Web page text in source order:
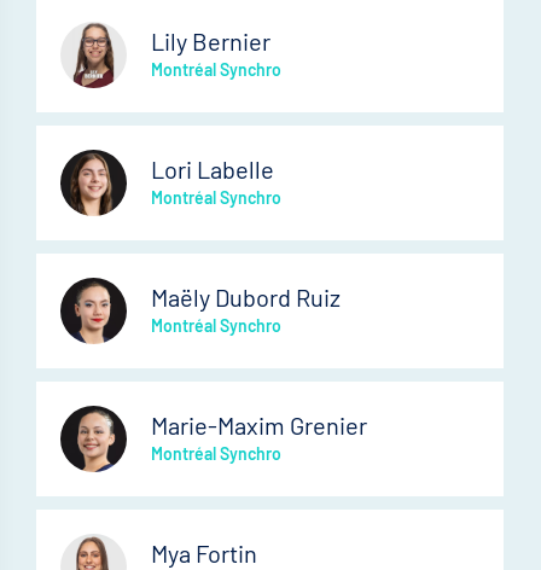
Lily Bernier
Montréal Synchro
Lori Labelle
Montréal Synchro
Maëly Dubord Ruiz
Montréal Synchro
Marie-Maxim Grenier
Montréal Synchro
Mya Fortin